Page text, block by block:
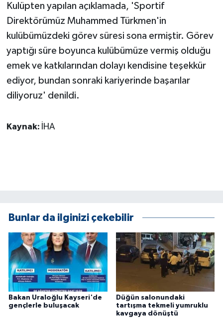
Kulüpten yapılan açıklamada, 'Sportif
Direktörümüz Muhammed Türkmen'in
kulübümüzdeki görev süresi sona ermiştir. Görev
yaptığı süre boyunca kulübümüze vermiş olduğu
emek ve katkılarından dolayı kendisine teşekkür
ediyor, bundan sonraki kariyerinde başarılar
diliyoruz' denildi.
Kaynak: İHA
Bunlar da ilginizi çekebilir
Bakan Uraloğlu Kayseri'de
gençlerle buluşacak
Düğün salonundaki
tartışma tekmeli yumruklu
kavgaya dönüştü
İNSAN
İş Dünyası
Jandarma
Kadın
Sağlık
SİYASET
SPOR HABERLERİ
TEKNOLOJİ